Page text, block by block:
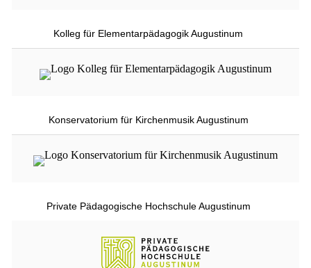
Kolleg für Elementarpädagogik Augustinum
Konservatorium für Kirchenmusik Augustinum
Private Pädagogische Hochschule Augustinum